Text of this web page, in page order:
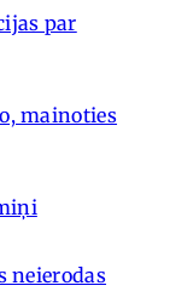
par
mainoties
neierodas